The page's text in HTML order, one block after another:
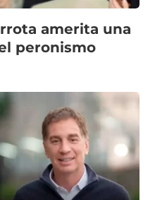
amerita una
peronismo